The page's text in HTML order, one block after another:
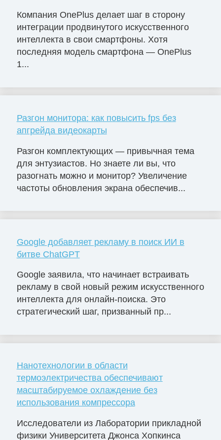
Компания OnePlus делает шаг в сторону
интеграции продвинутого искусственного
интеллекта в свои смартфоны. Хотя
последняя модель смартфона — OnePlus
1...
Разгон монитора: как повысить fps без
апгрейда видеокарты
Разгон комплектующих — привычная тема
для энтузиастов. Но знаете ли вы, что
разогнать можно и монитор? Увеличение
частоты обновления экрана обеспечив...
Google добавляет рекламу в поиск ИИ в
битве ChatGPT
Google заявила, что начинает встраивать
рекламу в свой новый режим искусственного
интеллекта для онлайн-поиска. Это
стратегический шаг, призванный пр...
Нанотехнологии в области
термоэлектричества обеспечивают
масштабируемое охлаждение без
использования компрессора
Исследователи из Лаборатории прикладной
физики Университета Джонса Хопкинса